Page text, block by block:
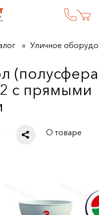
Уличное
с прямыми
О товаре